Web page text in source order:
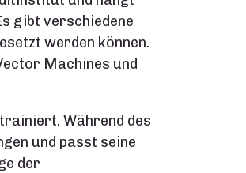
gibt verschiedene
werden können.
Machines und
Während des
und passt seine
der